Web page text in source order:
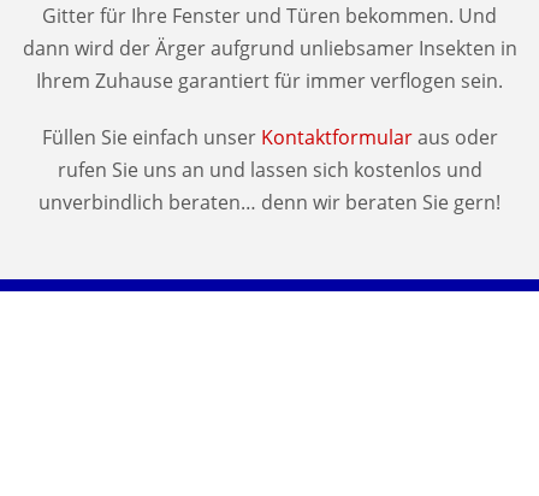
Gitter für Ihre Fenster und Türen bekommen. Und
dann wird der Ärger aufgrund unliebsamer Insekten in
Ihrem Zuhause garantiert für immer verflogen sein.
Füllen Sie einfach unser Kontaktformularaus oder
rufen Sie uns an und lassen sich kostenlos und
unverbindlich beraten… denn wir beraten Sie gern!